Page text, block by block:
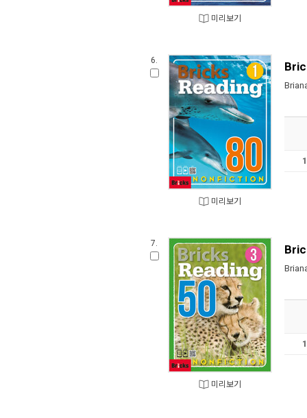
미리보기
6.
미리보기
7.
미리보기